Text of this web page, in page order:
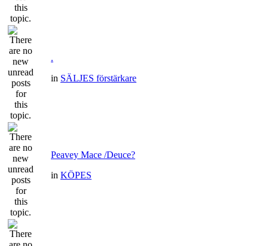
.
in SÄLJES förstärkare
Peavey Mace /Deuce?
in KÖPES